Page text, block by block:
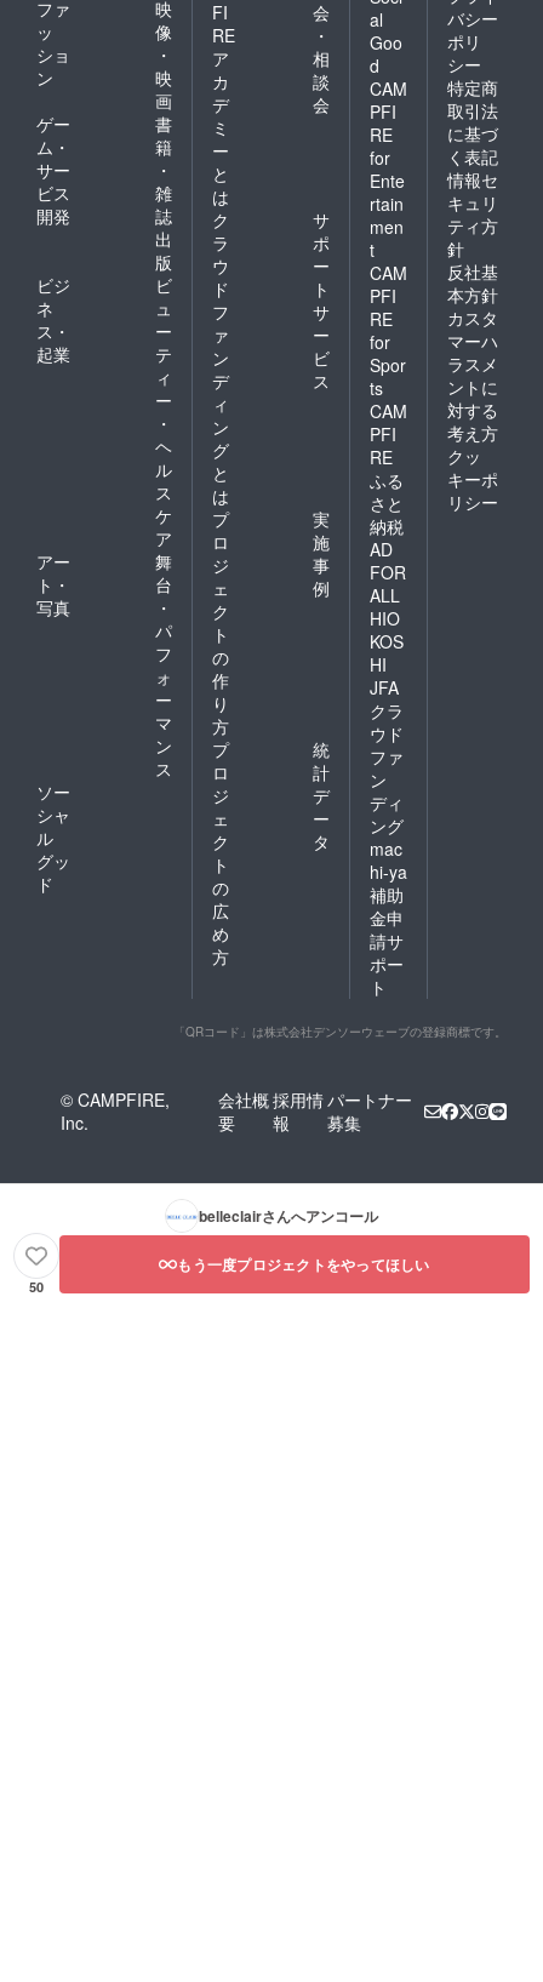
ファ
ッ
ショ
ン
映
像
・
映
画
ゲー
ム・
サー
ビス
開発
書
籍
・
雑
誌
出
版
ビジ
ネ
ス・
起業
ビ
ュ
ー
テ
ィ
ー
・
ヘ
ル
ス
ケ
ア
アー
ト・
写真
舞
台
・
パ
フ
ォ
ー
マ
ン
ス
ソー
シャ
ル
グッ
ド
FI
RE
ア
カ
デ
ミ
ー
と
は
会
・
相
談
会
ク
ラ
ウ
ド
フ
ァ
ン
デ
ィ
ン
グ
と
は
サ
ポ
ー
ト
サ
ー
ビ
ス
プ
ロ
ジ
ェ
ク
ト
の
作
り
方
実
施
事
例
プ
ロ
ジ
ェ
ク
ト
の
広
め
方
統
計
デ
ー
タ
al
Goo
d
CAM
PFI
RE
for
Ente
rtain
men
t
CAM
PFI
RE
for
Spor
ts
CAM
PFI
RE
ふる
さと
納税
AD
FOR
ALL
HIO
KOS
HI
JFA
クラ
ウド
ファ
ン
ディ
ング
mac
hi-ya
補助
金申
請サ
ポー
ト
バシー
ポリ
シー
特定商
取引法
に基づ
く表記
情報セ
キュリ
ティ方
針
反社基
本方針
カスタ
マーハ
ラスメ
ントに
対する
考え方
クッ
キーポ
リシー
「QRコード」は株式会社デンソーウェーブの登録商標です。
© CAMPFIRE,
Inc.
会社概
要
採用情
報
パートナー
募集
belleclairさんへアンコール
50
もう一度プロジェクトをやってほしい